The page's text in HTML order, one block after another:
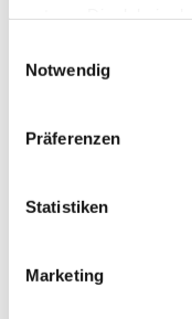
Werbung und
mehreren
je nach unseren
können. Indem Sie
und
Notwendig
Präferenzen
Statistiken
Marketing
Preise zzgl. MwSt.
Gerne